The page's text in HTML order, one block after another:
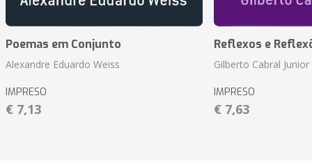
Poemas em Conjunto
Alexandre Eduardo Weiss
IMPRESO
€ 7,13
Reflexos e
Gilberto Cabral Junior
IMPRESO
€ 7,63